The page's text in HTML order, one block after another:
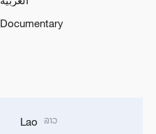
Documentary
Lao ລາວ